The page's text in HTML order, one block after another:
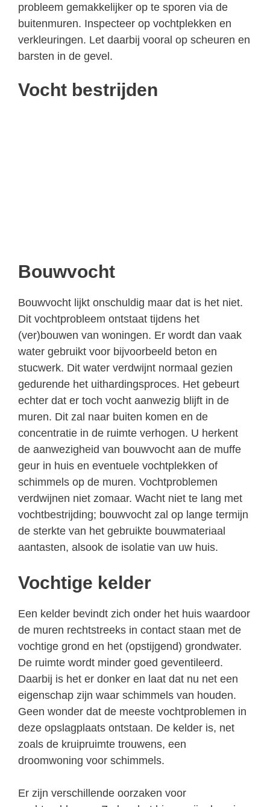
probleem gemakkelijker op te sporen via de
buitenmuren. Inspecteer op vochtplekken en
verkleuringen. Let daarbij vooral op scheuren en
barsten in de gevel.
Vocht bestrijden
Bouwvocht
Bouwvocht lijkt onschuldig maar dat is het niet.
Dit vochtprobleem ontstaat tijdens het
(ver)bouwen van woningen. Er wordt dan vaak
water gebruikt voor bijvoorbeeld beton en
stucwerk. Dit water verdwijnt normaal gezien
gedurende het uithardingsproces. Het gebeurt
echter dat er toch vocht aanwezig blijft in de
muren. Dit zal naar buiten komen en de
concentratie in de ruimte verhogen. U herkent
de aanwezigheid van bouwvocht aan de muffe
geur in huis en eventuele vochtplekken of
schimmels op de muren. Vochtproblemen
verdwijnen niet zomaar. Wacht niet te lang met
vochtbestrijding; bouwvocht zal op lange termijn
de sterkte van het gebruikte bouwmateriaal
aantasten, alsook de isolatie van uw huis.
Vochtige kelder
Een kelder bevindt zich onder het huis waardoor
de muren rechtstreeks in contact staan met de
vochtige grond en het (opstijgend) grondwater.
De ruimte wordt minder goed geventileerd.
Daarbij is het er donker en laat dat nu net een
eigenschap zijn waar schimmels van houden.
Geen wonder dat de meeste vochtproblemen in
deze opslagplaats ontstaan. De kelder is, net
zoals de kruipruimte trouwens, een
droomwoning voor schimmels.
Er zijn verschillende oorzaken voor